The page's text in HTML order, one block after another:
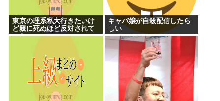
東京の理系私大行きたいけ
ど親に死ぬほど反対されて
つらい
キャバ嬢が自殺配信したら
しい